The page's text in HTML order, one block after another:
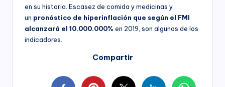
en su historia. Escasez de comida y medicinas y
un pronóstico de hiperinflación que según el FMI
alcanzará el 10.000.000% en 2019, son algunos de los
indicadores.
Compartir